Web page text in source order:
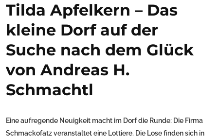
Tilda Apfelkern – Das
kleine Dorf auf der
Suche nach dem Glück
von Andreas H.
Schmachtl
Eine aufregende Neuigkeit macht im Dorf die Runde: Die Firma
Schmackofatz veranstaltet eine Lottiere. Die Lose finden sich in